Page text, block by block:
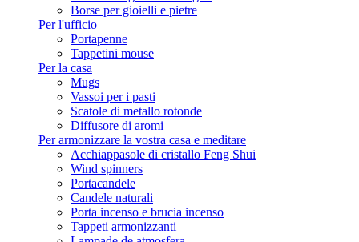
Borse per gioielli e pietre
Per l'ufficio
Portapenne
Tappetini mouse
Per la casa
Mugs
Vassoi per i pasti
Scatole di metallo rotonde
Diffusore di aromi
Per armonizzare la vostra casa e meditare
Acchiappasole di cristallo Feng Shui
Wind spinners
Portacandele
Candele naturali
Porta incenso e brucia incenso
Tappeti armonizzanti